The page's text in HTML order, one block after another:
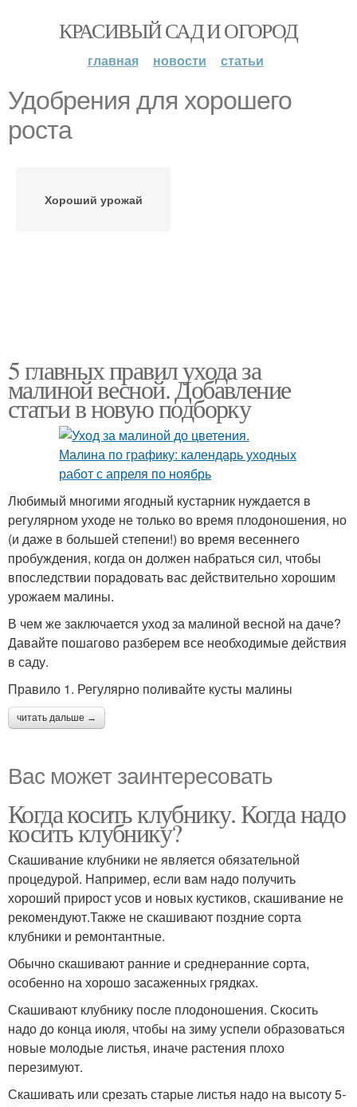
КРАСИВЫЙ САД И ОГОРОД
главная новости статьи
Удобрения для хорошего
роста
Хороший урожай
5 главных правил ухода за
малиной весной. Добавление
статьи в новую подборку
Любимый многими ягодный кустарник нуждается в
регулярном уходе не только во время плодоношения, но
(и даже в большей степени!) во время весеннего
пробуждения, когда он должен набраться сил, чтобы
впоследствии порадовать вас действительно хорошим
урожаем малины.
В чем же заключается уход за малиной весной на даче?
Давайте пошагово разберем все необходимые действия
в саду.
Правило 1. Регулярно поливайте кусты малины
читать дальше →
Вас может заинтересовать
Когда косить клубнику. Когда надо
косить клубнику?
Скашивание клубники не является обязательной
процедурой. Например, если вам надо получить
хороший прирост усов и новых кустиков, скашивание не
рекомендуют.Также не скашивают поздние сорта
клубники и ремонтантные.
Обычно скашивают ранние и среднеранние сорта,
особенно на хорошо засаженных грядках.
Скашивают клубнику после плодоношения. Скосить
надо до конца июля, чтобы на зиму успели образоваться
новые молодые листья, иначе растения плохо
перезимуют.
Скашивать или срезать старые листья надо на высоту 5-